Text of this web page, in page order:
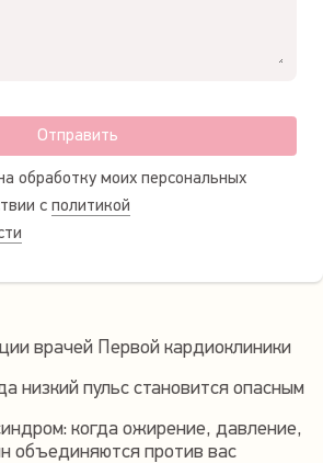
Отправить
обработку моих персональных
с политикой
врачей Первой кардиоклиники
низкий пульс становится опасным
когда ожирение, давление,
объединяются против вас